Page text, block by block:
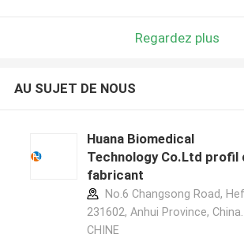
Regardez plus
AU SUJET DE NOUS
Huana Biomedical
Technology Co.Ltd profil
fabricant
No.6 Changsong Road,
231602, Anhui Province,
CHINE